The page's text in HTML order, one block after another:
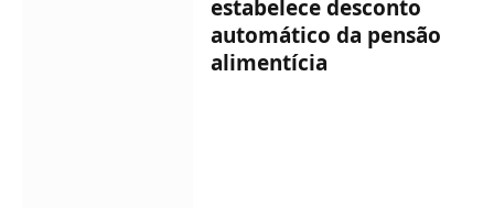
estabelece desconto
automático da pensão
alimentícia